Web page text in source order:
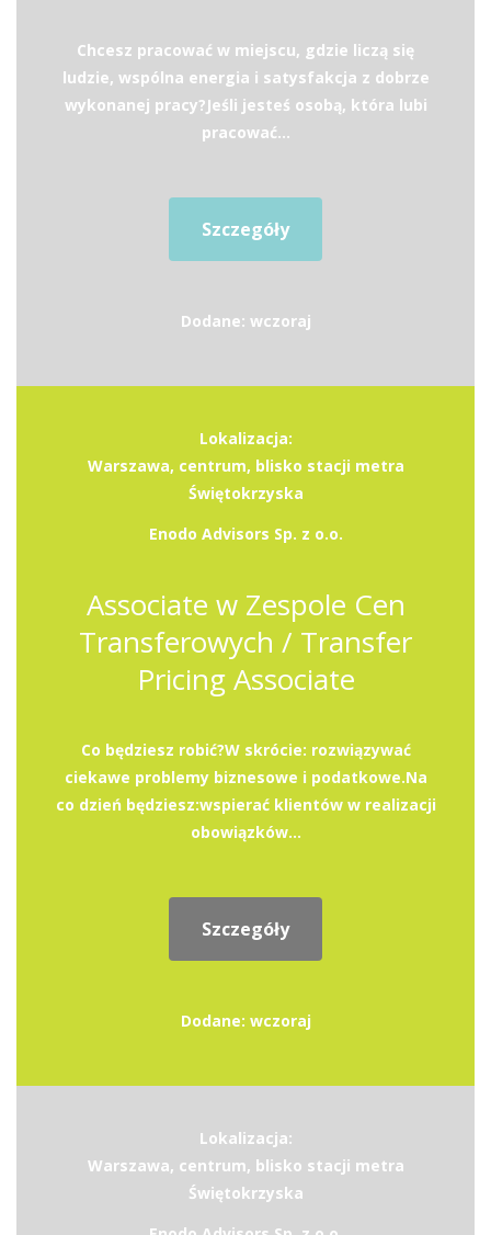
Chcesz pracować w miejscu, gdzie liczą się
ludzie, wspólna energia i satysfakcja z dobrze
wykonanej pracy?Jeśli jesteś osobą, która lubi
pracować...
Szczegóły
Dodane: wczoraj
Lokalizacja:
Warszawa, centrum, blisko stacji metra
Świętokrzyska
Enodo Advisors Sp. z o.o.
Associate w Zespole Cen
Transferowych / Transfer
Pricing Associate
Co będziesz robić?W skrócie: rozwiązywać
ciekawe problemy biznesowe i podatkowe.Na
co dzień będziesz:wspierać klientów w realizacji
obowiązków...
Szczegóły
Dodane: wczoraj
Lokalizacja:
Warszawa, centrum, blisko stacji metra
Świętokrzyska